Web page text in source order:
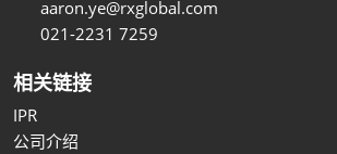
aaron.ye@rxglobal.com
021-2231 7259
相关链接
IPR
公司介绍